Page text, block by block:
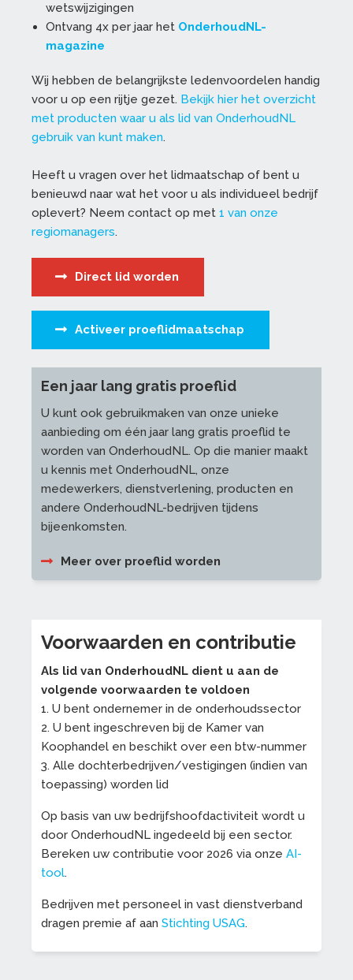
wetswijzigingen
Ontvang 4x per jaar het OnderhoudNL-
magazine
Wij hebben de belangrijkste ledenvoordelen handig
voor u op een rijtje gezet. Bekijk hier het overzicht
met producten waar u als lid van OnderhoudNL
gebruik van kunt maken.
Heeft u vragen over het lidmaatschap of bent u
benieuwd naar wat het voor u als individueel bedrijf
oplevert? Neem contact op met 1 van onze
regiomanagers.
Direct lid worden
Activeer proeflidmaatschap
Een jaar lang gratis proeflid
U kunt ook gebruikmaken van onze unieke
aanbieding om één jaar lang gratis proeflid te
worden van OnderhoudNL. Op die manier maakt
u kennis met OnderhoudNL, onze
medewerkers, dienstverlening, producten en
andere OnderhoudNL-bedrijven tijdens
bijeenkomsten.
Meer over proeflid worden
Voorwaarden en contributie
Als lid van OnderhoudNL dient u aan de
volgende voorwaarden te voldoen
1. U bent ondernemer in de onderhoudssector
2. U bent ingeschreven bij de Kamer van
Koophandel en beschikt over een btw-nummer
3. Alle dochterbedrijven/vestigingen (indien van
toepassing) worden lid
Op basis van uw bedrijfshoofdactiviteit wordt u
door OnderhoudNL ingedeeld bij een sector.
Bereken uw contributie voor 2026 via onze AI-
tool.
Bedrijven met personeel in vast dienstverband
dragen premie af aan Stichting USAG.